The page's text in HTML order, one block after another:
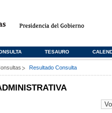
TESAURO
Resultado Consulta